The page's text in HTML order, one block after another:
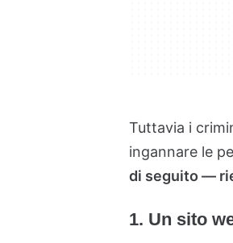
Tuttavia i
ingannare le
di seguito —
1. Un sito